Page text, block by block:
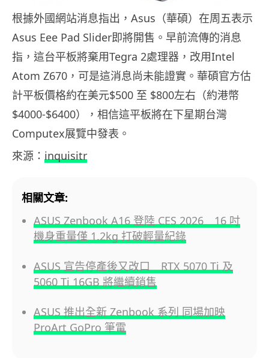
根據外國網站消息指出，Asus（華碩）在周五表示
Asus Eee Pad Slider即將開售。早前流傳的消息
指，這台平板將棄用Tegra 2處理器，改用Intel
Atom Z670，可是這消息尚未能證實。華碩官方估
計平板價格約在美元$500 至 $800左右（約港幣
$4000-$6400），相信這平板將在下星期台灣
Computex展覽中發表。
來源： inquisitr
相關文章:
ASUS Zenbook A16 登陸 CES 2026 16 吋
機身重量僅 1.2kg 打破輕量紀錄
ASUS 宣告停產後又改口 RTX 5070 Ti 及
5060 Ti 16GB 將繼續銷售
ASUS 推出全新 Zenbook 系列 同場加映
ProArt GoPro 筆電